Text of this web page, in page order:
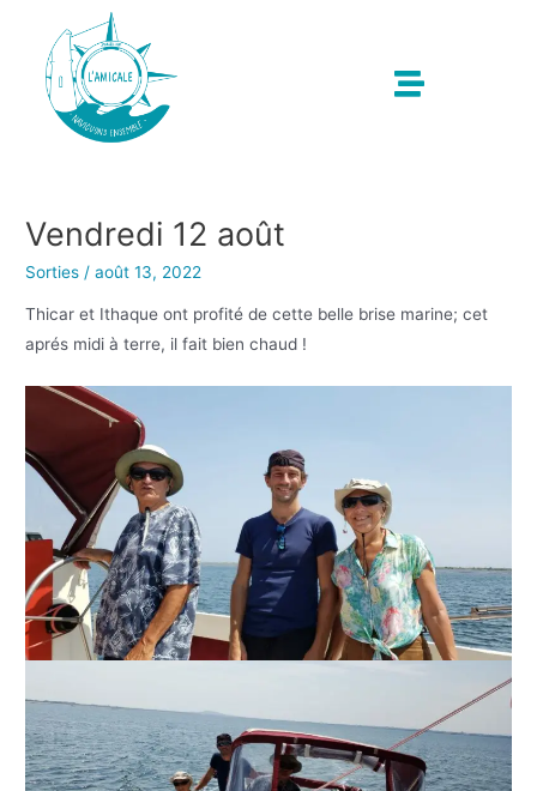
Vendredi 12 août
Sorties /août 13, 2022
Thicar et Ithaque ont profité de cette belle brise marine; cet
aprés midi à terre, il fait bien chaud !